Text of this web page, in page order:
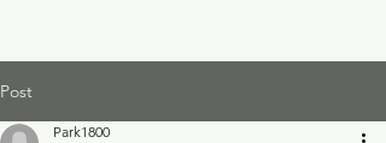
Post
Park1800